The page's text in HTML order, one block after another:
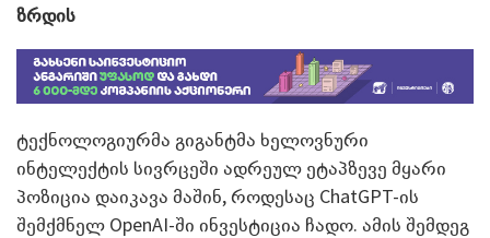
ზრდის
ტექნოლოგიურმა გიგანტმა ხელოვნური
ინტელექტის სივრცეში ადრეულ ეტაპზევე მყარი
პოზიცია დაიკავა მაშინ, როდესაც ChatGPT-ის
შემქმნელ OpenAI-ში ინვესტიცია ჩადო. ამის შემდეგ